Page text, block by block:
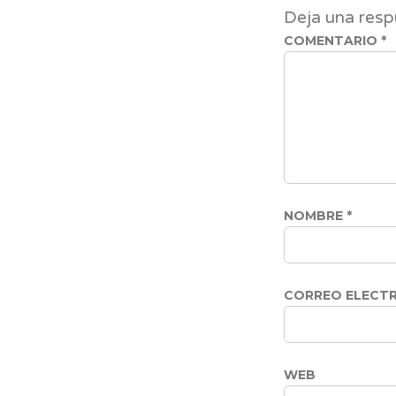
Deja una
COMENTARIO *
NOMBRE *
CORREO
WEB